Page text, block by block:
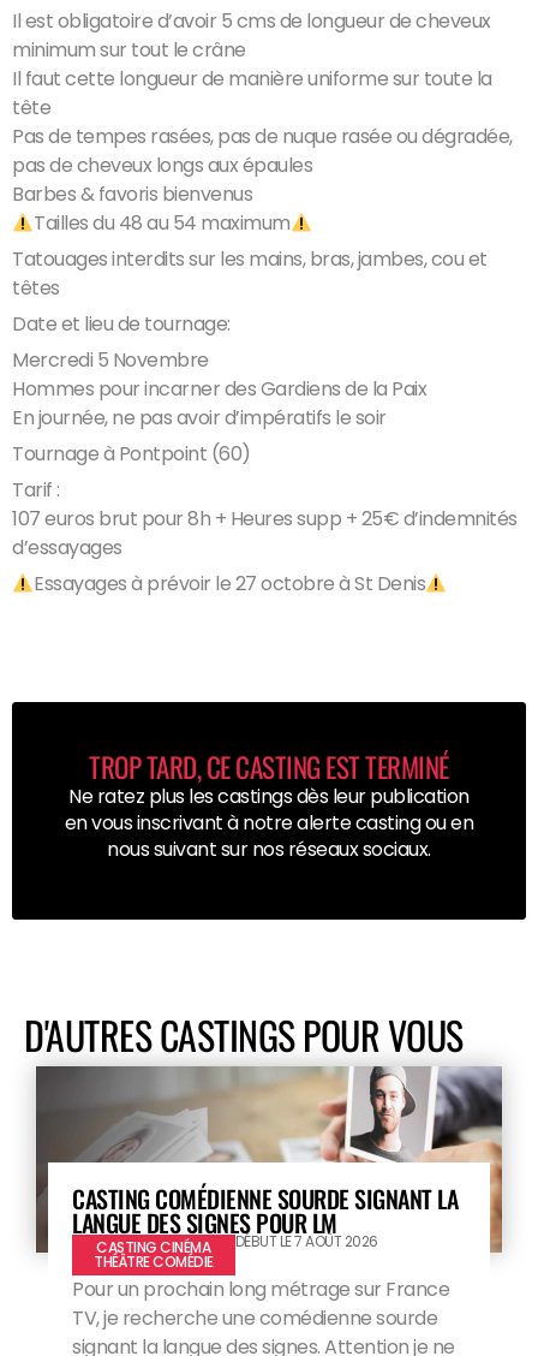
Il est obligatoire d’avoir 5 cms de longueur de cheveux
minimum sur tout le crâne
Il faut cette longueur de manière uniforme sur toute la
tête
Pas de tempes rasées, pas de nuque rasée ou dégradée,
pas de cheveux longs aux épaules
Barbes & favoris bienvenus
Tailles du 48 au 54 maximum
Tatouages interdits sur les mains, bras, jambes, cou et
têtes
Date et lieu de tournage:
Mercredi 5 Novembre
Hommes pour incarner des Gardiens de la Paix
En journée, ne pas avoir d’impératifs le soir
Tournage à Pontpoint (60)
Tarif :
107 euros brut pour 8h + Heures supp + 25€ d’indemnités
d’essayages
Essayages à prévoir le 27 octobre à St Denis
TROP TARD, CE CASTING EST TERMINÉ
Ne ratez plus les castings dès leur publication
en vous inscrivant à notre alerte casting ou en
nous suivant sur nos réseaux sociaux.
D'AUTRES CASTINGS POUR VOUS
CASTING COMÉDIENNE SOURDE SIGNANT LA
LANGUE DES SIGNES POUR LM
CASTING CINÉMA
THÉÂTRE COMÉDIE
DÉBUT LE 7 AOÛT 2026
Pour un prochain long métrage sur France
TV, je recherche une comédienne sourde
signant la langue des signes. Attention je ne